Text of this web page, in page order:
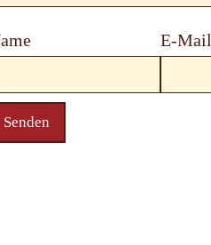
E-Mail